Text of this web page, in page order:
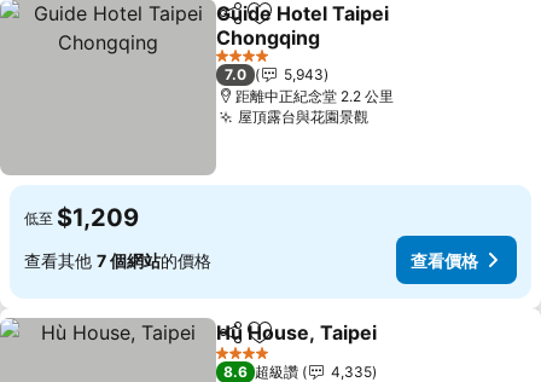
分享 加入我的最愛
Guide Hotel Taipei
Chongqing
4 星級
7.0
5,943
距離中正紀念堂 2.2 公里
屋頂露台與花園景觀
低至 $1,209
查看其他 7 個網站的價格 查看價格
分享 加入我的最愛
Hù House, Taipei
4 星級
8.6 超級讚
4,335